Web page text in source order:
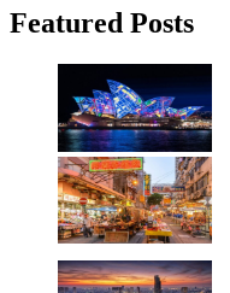
Featured Posts